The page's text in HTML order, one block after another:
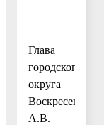
Глава
городского
округа
Воскресенск
А.В.